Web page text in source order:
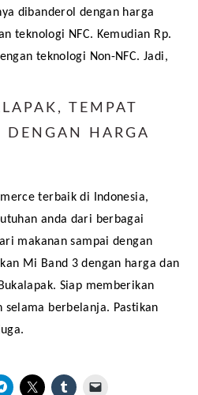
dibanderol dengan harga
teknologi NFC. Kemudian Rp.
teknologi Non-NFC. Jadi,
TEMPAT
HARGA
terbaik di Indonesia,
anda dari berbagai
makanan sampai dengan
Mi Band 3 dengan harga dan
Siap memberikan
selama berbelanja. Pastikan